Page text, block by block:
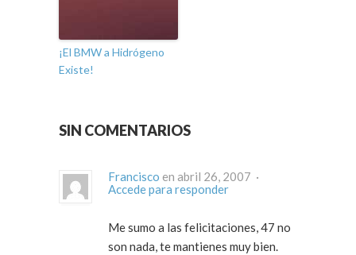
¡El BMW a Hidrógeno
Existe!
SIN COMENTARIOS
Francisco
en abril 26, 2007 ·
Accede para responder
Me sumo a las felicitaciones, 47 no
son nada, te mantienes muy bien.